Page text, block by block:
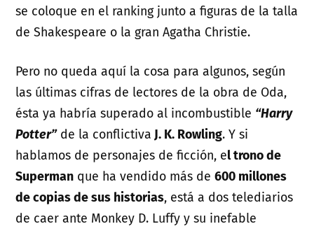
se coloque en el ranking junto a figuras de la talla
de Shakespeare o la gran Agatha Christie.
Pero no queda aquí la cosa para algunos, según
las últimas cifras de lectores de la obra de Oda,
ésta ya habría superado al incombustible “Harry
Potter”de la conflictiva J. K. Rowling. Y si
hablamos de personajes de ficción, el trono de
Superman que ha vendido más de600 millones
de copias de sus historias, está a dos telediarios
de caer ante Monkey D. Luffy y su inefable